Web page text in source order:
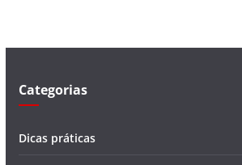
Categorias
Dicas práticas